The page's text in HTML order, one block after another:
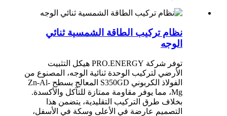
نظام تركيب الطاقة الشمسية ثنائي
الوجه
توفر شركة PRO.ENERGY هيكل التثبيت
الأرضي لتركيب الوحدة ثنائية الوجه، المصنوع من
الفولاذ الكربوني S350GD المعالج بسطح Zn-Al-
Mg، مما يوفر مقاومة ممتازة للتآكل والأكسدة.
بخلاف طرق التركيب التقليدية، يتضمن هذا
التصميم عارضة في الأعلى وسكة في الأسفل،